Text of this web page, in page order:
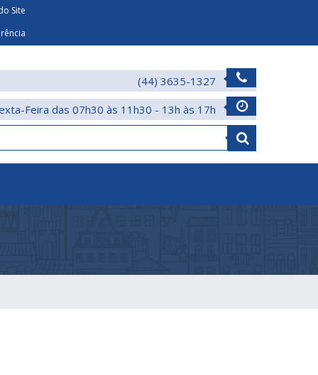
Site
(44) 3635-1327
Feira das 07h30 às 11h30 - 13h às 17h